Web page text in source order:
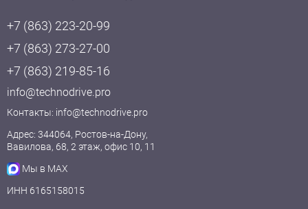
+7 (863) 223-20-99
+7 (863) 273-27-00
+7 (863) 219-85-16
info@technodrive.pro
Контакты: info@technodrive.pro
Адрес: 344064, Ростов-на-Дону,
Вавилова, 68, 2 этаж, офис 10, 11
Мы в MAX
ИНН 6165158015